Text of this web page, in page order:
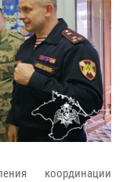
координации